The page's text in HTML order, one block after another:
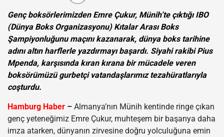
Genç boksörlerimizden Emre Çukur, Münih’te çıktığı IBO
(Dünya Boks Organizasyonu) Kıtalar Arası Boks
Şampiyonluğunu maçını kazanarak, dünya boks tarihine
adını altın harflerle yazdırmayı başardı. Siyahi rakibi Pius
Mpenda, karşısında kıran kırana bir mücadele veren
boksörümüzü gurbetçi vatandaşlarımız tezahüratlarıyla
coşturdu.
Hamburg Haber – Almanya’nın Münih kentinde ringe çıkan
genç yeteneğimiz Emre Çukur, muhteşem bir başarıya daha
imza atarken, dünyanın zirvesine doğru yolculuğuna emin